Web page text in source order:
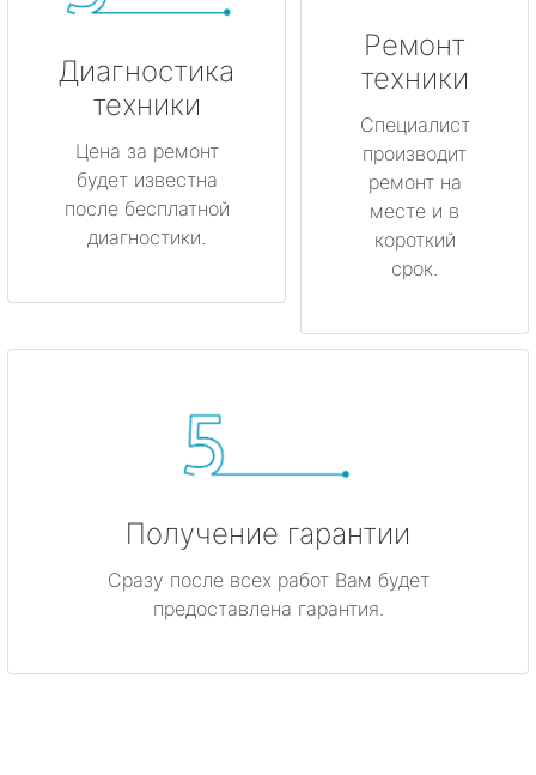
Диагностика
техники
Цена за ремонт
будет известна
после бесплатной
диагностики.
Ремонт
техники
Специалист
производит
ремонт на
месте и в
короткий
срок.
Получение гарантии
Сразу после всех работ Вам будет
предоставлена гарантия.